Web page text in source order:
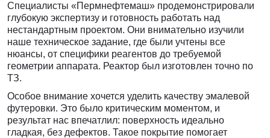
Специалисты «Пермнефтемаш» продемонстрировали
глубокую экспертизу и готовность работать над
нестандартным проектом. Они внимательно изучили
наше техническое задание, где были учтены все
нюансы, от специфики реагентов до требуемой
геометрии аппарата. Реактор был изготовлен точно по
ТЗ.
Особое внимание хочется уделить качеству эмалевой
футеровки. Это было критическим моментом, и
результат нас впечатлил: поверхность идеально
гладкая, без дефектов. Такое покрытие помогает